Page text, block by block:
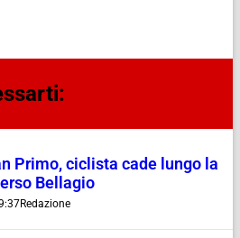
Primo, ciclista cade lungo la
Bellagio
Redazione